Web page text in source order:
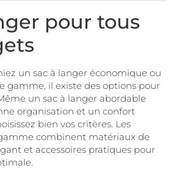
pour tous
un sac à langer économique ou
gamme, il existe des options pour
un sac à langer abordable
organisation et un confort
bien vos critères. Les
combinent matériaux de
et accessoires pratiques pour